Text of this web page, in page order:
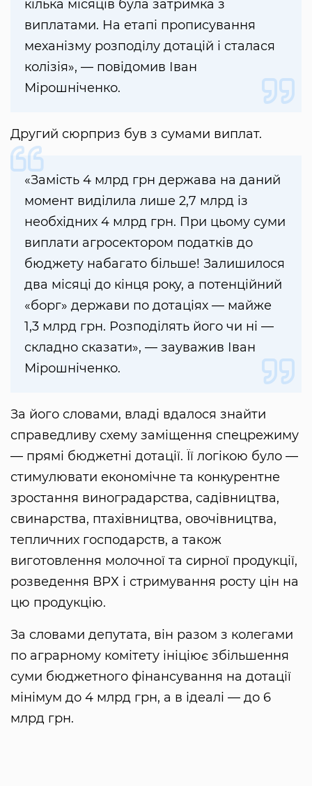
кілька місяців була затримка з
виплатами. На етапі прописування
механізму розподілу дотацій і сталася
колізія», — повідомив Іван
Мірошніченко.
Другий сюрприз був з сумами виплат.
«Замість 4 млрд грн держава на даний
момент виділила лише 2,7 млрд із
необхідних 4 млрд грн. При цьому суми
виплати агросектором податків до
бюджету набагато більше! Залишилося
два місяці до кінця року, а потенційний
«борг» держави по дотаціях — майже
1,3 млрд грн. Розподілять його чи ні —
складно сказати», — зауважив Іван
Мірошніченко.
За його словами, владі вдалося знайти
справедливу схему заміщення спецрежиму
— прямі бюджетні дотації. Її логікою було —
стимулювати економічне та конкурентне
зростання виноградарства, садівництва,
свинарства, птахівництва, овочівництва,
тепличних господарств, а також
виготовлення молочної та сирної продукції,
розведення ВРХ і стримування росту цін на
цю продукцію.
За словами депутата, він разом з колегами
по аграрному комітету ініціює збільшення
суми бюджетного фінансування на дотації
мінімум до 4 млрд грн, а в ідеалі — до 6
млрд грн.